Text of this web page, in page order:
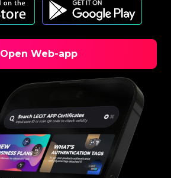
Open Web-app